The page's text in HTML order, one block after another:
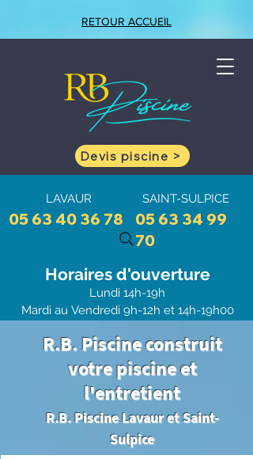
Devis piscine >
LAVAUR SAINT-SULPICE
05 63 40 36 78
05 63 34 99
70
Horaires d'ouverture
Lundi 14h-19h
Mardi au Vendredi 9h-12h et 14h-19h00
RETOUR ACCUEIL
R.B. Piscine construit
votre piscine et
l'entretient
R.B. Piscine Lavaur et Saint-
Sulpice